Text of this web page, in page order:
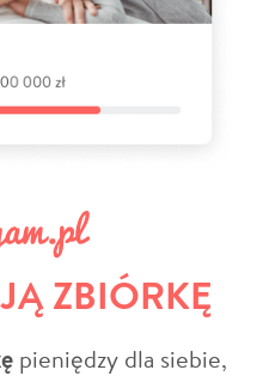
ZBIÓRKĘ
pieniędzy dla siebie,